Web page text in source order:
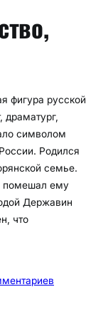
фигура русской
драматург,
символом
Родился
семье.
помешал ему
Державин
что